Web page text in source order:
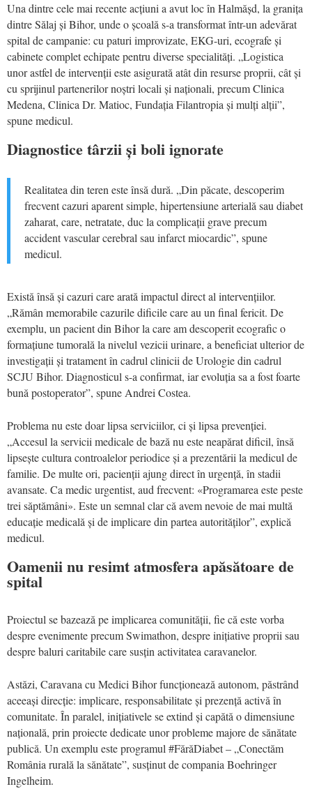
Una dintre cele mai recente acțiuni a avut loc în Halmășd, la granița
dintre Sălaj și Bihor, unde o școală s-a transformat într-un adevărat
spital de campanie: cu paturi improvizate, EKG-uri, ecografe și
cabinete complet echipate pentru diverse specialități. „Logistica
unor astfel de intervenții este asigurată atât din resurse proprii, cât și
cu sprijinul partenerilor noștri locali și naționali, precum Clinica
Medena, Clinica Dr. Matioc, Fundația Filantropia și mulți alții”,
spune medicul.
Diagnostice târzii și boli ignorate
Realitatea din teren este însă dură. „Din păcate, descoperim
frecvent cazuri aparent simple, hipertensiune arterială sau diabet
zaharat, care, netratate, duc la complicații grave precum
accident vascular cerebral sau infarct miocardic”, spune
medicul.
Există însă și cazuri care arată impactul direct al intervențiilor.
„Rămân memorabile cazurile dificile care au un final fericit. De
exemplu, un pacient din Bihor la care am descoperit ecografic o
formațiune tumorală la nivelul vezicii urinare, a beneficiat ulterior de
investigații și tratament în cadrul clinicii de Urologie din cadrul
SCJU Bihor. Diagnosticul s-a confirmat, iar evoluția sa a fost foarte
bună postoperator”, spune Andrei Costea.
Problema nu este doar lipsa serviciilor, ci și lipsa prevenției.
„Accesul la servicii medicale de bază nu este neapărat dificil, însă
lipsește cultura controalelor periodice și a prezentării la medicul de
familie. De multe ori, pacienții ajung direct în urgență, în stadii
avansate. Ca medic urgentist, aud frecvent: «Programarea este peste
trei săptămâni». Este un semnal clar că avem nevoie de mai multă
educație medicală și de implicare din partea autorităților”, explică
medicul.
Oamenii nu resimt atmosfera apăsătoare de
spital
Proiectul se bazează pe implicarea comunității, fie că este vorba
despre evenimente precum Swimathon, despre inițiative proprii sau
despre baluri caritabile care susțin activitatea caravanelor.
Astăzi, Caravana cu Medici Bihor funcționează autonom, păstrând
aceeași direcție: implicare, responsabilitate și prezență activă în
comunitate. În paralel, inițiativele se extind și capătă o dimensiune
națională, prin proiecte dedicate unor probleme majore de sănătate
publică. Un exemplu este programul #FărăDiabet – „Conectăm
România rurală la sănătate”, susținut de compania Boehringer
Ingelheim.